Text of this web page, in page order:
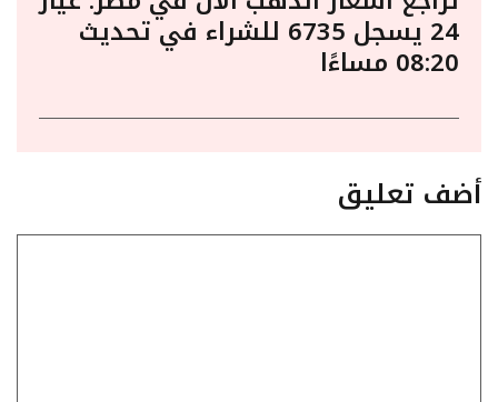
24 يسجل 6735 للشراء في تحديث
08:20 مساءًا
أضف تعليق